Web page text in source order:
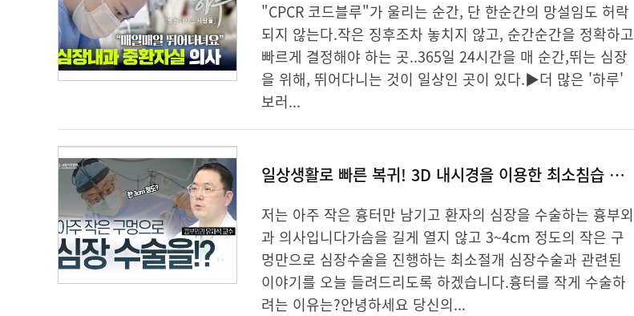
"CPCR 코드블루"가 울리는 순간, 단 한순간의 망설임도 허락
되지 않는다.작은 징후조차 놓치지 않고, 순간순간을 정확하고
빠르게 결정해야 하는 곳..365일 24시간을 매 순간,뛰는 심장
을 위해, 뛰어다니는 것이 일상인 곳이 있다.▶더 많은 '하루'
보러...
일상생활로 빠른 복귀! 3D 내시경을 이용한 최소침습 심장수술
저는 아주 작은 흉터만 남기고 환자의 심장을 수술하는 흉부외
과 의사입니다가슴을 길게 열지 않고 3~4cm 정도의 작은 구
멍만으로 심장수술을 진행하는 최소절개 심장수술과 관련된
이야기를 오늘 들려드리도록 하겠습니다.흉터를 작게 수술하
려는 이유는?안녕하세요 당신의...